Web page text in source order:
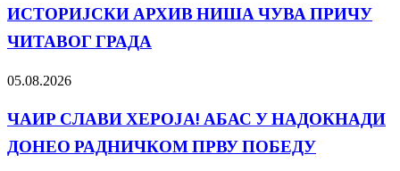
ИСТОРИЈСКИ АРХИВ НИША ЧУВА ПРИЧУ
ЧИТАВОГ ГРАДА
05.08.2026
ЧАИР СЛАВИ ХЕРОЈА! АБАС У НАДОКНАДИ
ДОНЕО РАДНИЧКОМ ПРВУ ПОБЕДУ